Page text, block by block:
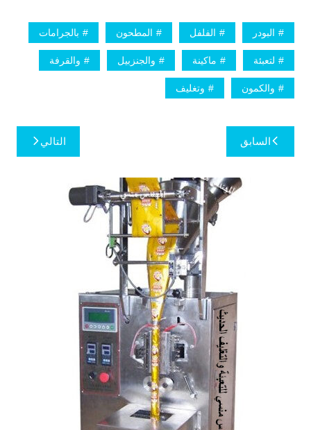
البودر الفلفل المطحون بالجرامات
لتعبئة ماكينة والجنزبيل والقرفة
والكمون وتغليف
تصفّح
المقالات
السابق التالي